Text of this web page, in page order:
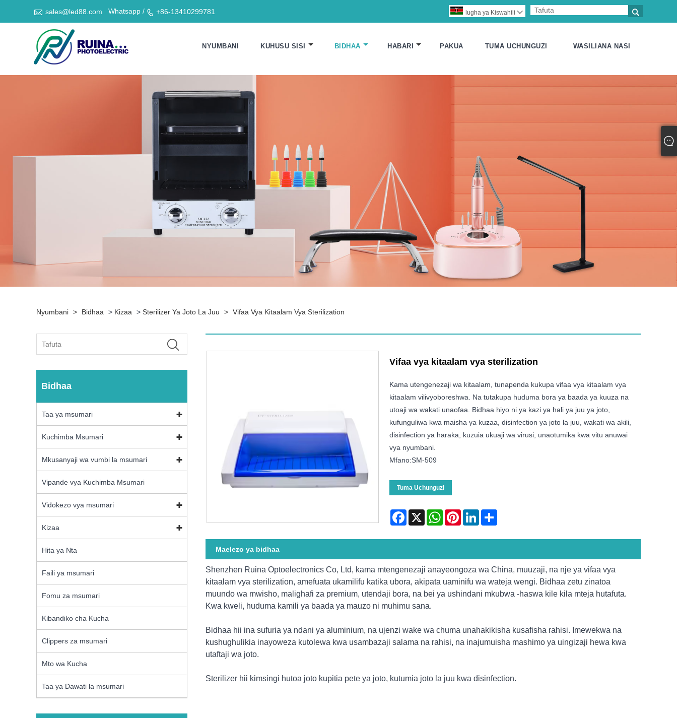
 sales@led88.com Whatsapp /  +86-13410299781 
lugha ya Kiswahili 
NYUMBANI KUHUSU SISI BIDHAA HABARI PAKUA TUMA UCHUNGUZI WASILIANA NASI
Nyumbani > Bidhaa > Kizaa > Sterilizer Ya Joto La Juu > Vifaa Vya Kitaalam Vya Sterilization
Bidhaa
Taa ya msumari
Kuchimba Msumari
Mkusanyaji wa vumbi la msumari
Vipande vya Kuchimba Msumari
Vidokezo vya msumari
Kizaa
Hita ya Nta
Faili ya msumari
Fomu za msumari
Kibandiko cha Kucha
Clippers za msumari
Mto wa Kucha
Taa ya Dawati la msumari
Vifaa vya kitaalam vya sterilization
Kama utengenezaji wa kitaalam, tunapenda kukupa vifaa vya kitaalam vya
kitaalam vilivyoboreshwa. Na tutakupa huduma bora ya baada ya kuuza na
utoaji wa wakati unaofaa. Bidhaa hiyo ni ya kazi ya hali ya juu ya joto,
kufunguliwa kwa maisha ya kuzaa, disinfection ya joto la juu, wakati wa akili,
disinfection ya haraka, kuzuia ukuaji wa virusi, unaotumika kwa vitu anuwai
vya nyumbani.
Mfano:SM-509
Tuma Uchunguzi
Facebook
X WhatsAppPinterestLinkedInShare
Maelezo ya bidhaa
Shenzhen Ruina Optoelectronics Co, Ltd, kama mtengenezaji anayeongoza wa China, muuzaji, na nje ya vifaa vya
kitaalam vya sterilization, amefuata ukamilifu katika ubora, akipata uaminifu wa wateja wengi. Bidhaa zetu zinatoa
muundo wa mwisho, malighafi za premium, utendaji bora, na bei ya ushindani mkubwa -haswa kile kila mteja hutafuta.
Kwa kweli, huduma kamili ya baada ya mauzo ni muhimu sana.
Bidhaa hii ina sufuria ya ndani ya aluminium, na ujenzi wake wa chuma unahakikisha kusafisha rahisi. Imewekwa na
kushughulikia inayoweza kutolewa kwa usambazaji salama na rahisi, na inajumuisha mashimo ya uingizaji hewa kwa
utaftaji wa joto.
Sterilizer hii kimsingi hutoa joto kupitia pete ya joto, kutumia joto la juu kwa disinfection.